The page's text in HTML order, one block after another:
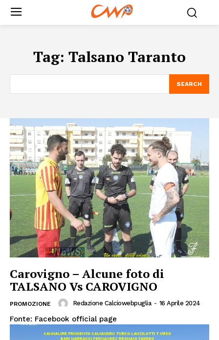
Tag: Talsano Taranto
SEARCH
Carovigno – Alcune foto di
TALSANO Vs CAROVIGNO
PROMOZIONE Redazione Calciowebpuglia - 16 Aprile 2024
Fonte: Facebook official page